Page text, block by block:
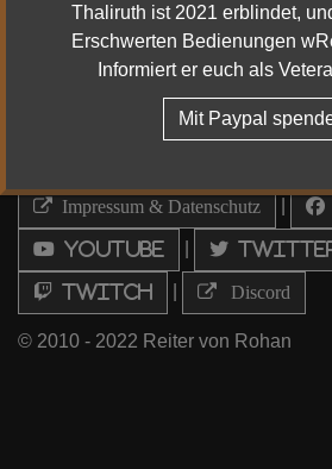
Mehr Details dazu
Impressum & Datenschutz
Youtube
Twitch Discord
© 2010 - 2022 Reiter von Rohan
Thaliruth ist 2021 erblindet,
Erschwerten Bedienungen
Informiert er euch als
Mit Paypal